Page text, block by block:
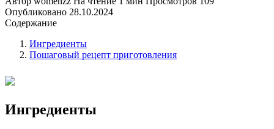
Опубликовано 28.10.2024
Содержание
Ингредиенты
Пошаговый рецепт приготовления
Ингредиенты